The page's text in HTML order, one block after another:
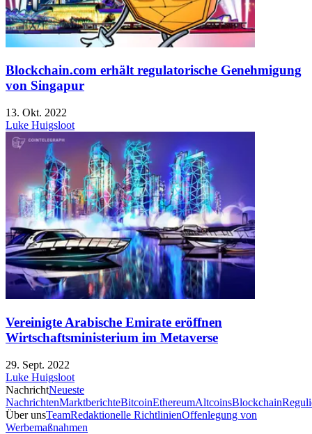
Blockchain.com erhält regulatorische Genehmigung
von Singapur
13. Okt. 2022
Luke Huigsloot
Vereinigte Arabische Emirate eröffnen
Wirtschaftsministerium im Metaverse
29. Sept. 2022
Luke Huigsloot
NachrichtNeueste
NachrichtenMarktberichteBitcoinEthereumAltcoinsBlockchain
Über unsTeamRedaktionelle RichtlinienOffenlegung von
Werbemaßnahmen